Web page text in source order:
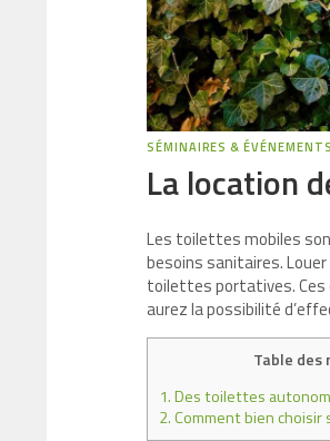
SÉMINAIRES & ÉVÉNEMENTS
La location
Les toilettes mobiles
besoins sanitaires.
toilettes portatives. Ces
aurez la possibilité
Table
1.Des toilettes
2.Comment bien